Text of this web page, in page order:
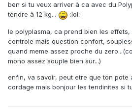
ben si tu veux arriver à ca avec du
tendre à 12 kg...
:lol:
le polyplasma, ca prend bien les
controle mais question confort,
quand meme assez proche du
mono assez souple bien sur...)
enfin, va savoir, peut etre que ton pote
cordage mais bonjour les tendinites si